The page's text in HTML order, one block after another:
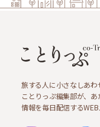
旅する人に小さなしあわ
ことりっぷ編集部が、
情報を毎日配信するWEB